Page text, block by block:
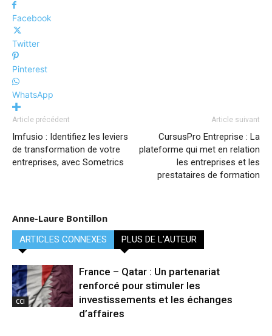
Facebook
Twitter
Pinterest
WhatsApp
Article précédent
Imfusio : Identifiez les leviers
de transformation de votre
entreprises, avec Sometrics
Article suivant
CursusPro Entreprise : La
plateforme qui met en relation
les entreprises et les
prestataires de formation
Anne-Laure Bontillon
ARTICLES CONNEXES PLUS DE L'AUTEUR
CCI
France – Qatar : Un partenariat
renforcé pour stimuler les
investissements et les échanges
d’affaires